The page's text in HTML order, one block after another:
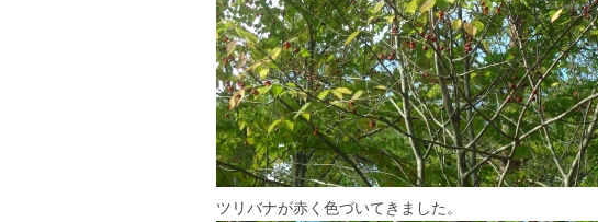
ツリバナが赤く色づいてきました。